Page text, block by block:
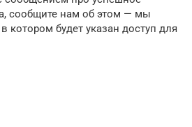
сообщите нам об этом — мы
будет указан доступ для